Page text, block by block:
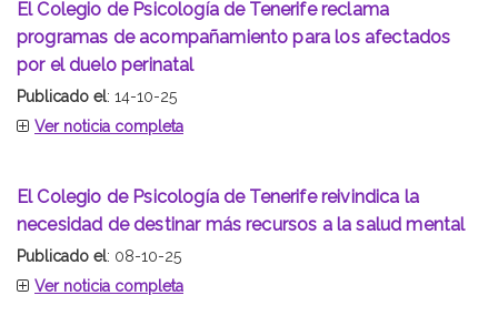
El Colegio de Psicología de Tenerife reclama
programas de acompañamiento para los afectados
por el duelo perinatal
Publicado el: 14-10-25
Ver noticia completa
El Colegio de Psicología de Tenerife reivindica la
necesidad de destinar más recursos a la salud mental
Publicado el: 08-10-25
Ver noticia completa